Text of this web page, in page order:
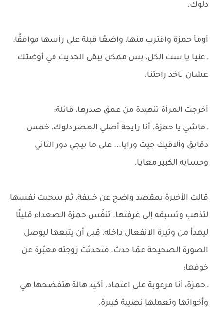
دلوك.
أومأ حمزة واقترب منها، واضعًا قبلة على رأسها موافقًا:
ـ عنيا يا ست الكل، بس ممكن يبقى الحديت في أوضتك
عشان ناخد راحتنا.
أخرجت المرأة تنهيدة من عمق صدرها، قائلة:
ـ ماشي يا حمزة. أنا رايحة أصلي العصر دلوك. خمس
دقايق وألاقيك جيت ورايا... على ما ييجي دور التاني
وحسابه الكبير معايا.
قالت الأخيرة بمقصد واضح عن خليفة، ثم سحبت نفسها
لتذهب وتسبقه إلى غرفتها. تنفّس حمزة الصعداء قليلًا
ليهدأ من وتيرة الانفعال داخله، قبل أن يتبعها ليوصل
الصورة الصحيحة عمّا حدث. فتحدثت زوجته معبّرة عن
خوفها:
ـ حمزة، أنا مرعوبة على اعتماد. أكيد هالة هتفضحها هي
وأخواتها وتعملها نصيبة كبيرة.